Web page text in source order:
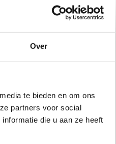
Over
te bieden en om ons
partners voor social
die u aan ze heeft